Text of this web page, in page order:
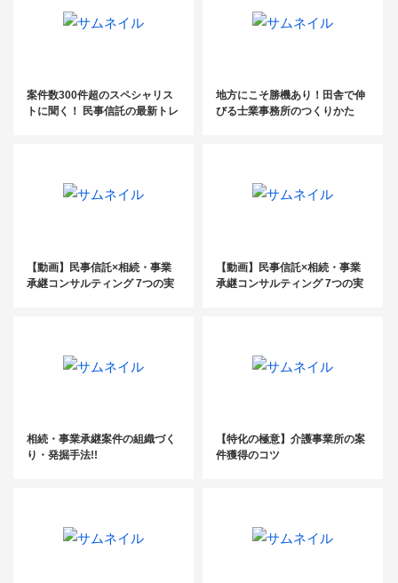
案件数300件超のスペシャリス
トに聞く！ 民事信託の最新トレ
地方にこそ勝機あり！田舎で伸
びる士業事務所のつくりかた
【動画】民事信託×相続・事業
承継コンサルティング 7つの実
【動画】民事信託×相続・事業
承継コンサルティング 7つの実
相続・事業承継案件の組織づく
り・発掘手法!!
【特化の極意】介護事業所の案
件獲得のコツ